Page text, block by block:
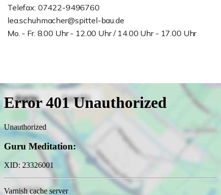
Telefax: 07422-9496760
lea.schuhmacher@spittel-bau.de
Mo. - Fr. 8.00 Uhr - 12.00 Uhr / 14.00 Uhr - 17.00 Uhr